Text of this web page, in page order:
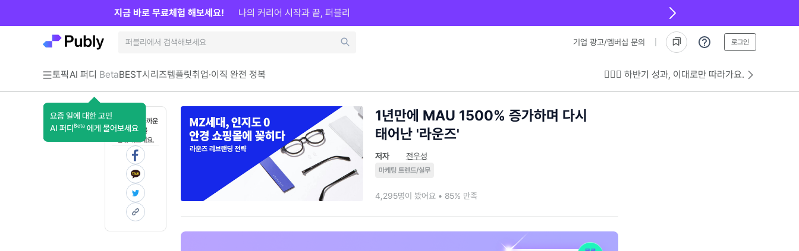
기업 광고/멤버십 문의 로그인
토픽AI 퍼디 Beta
요즘 일에 대한 고민
AI 퍼디 Beta 에게 물어보세요
BEST시리즈템플릿취업·이직 완전 정복 💁🏻‍♂️ 하반기 성과, 이대로만 따라가요.
지금 바로 무료체험 해보세요! 나의 커리어 시작과 끝, 퍼블리
혼자 보기 아까운
콘텐츠를
공유해보세요.
1년만에 MAU 1500% 증가하며 다시
태어난 '라운즈'
저자 전우성
마케팅 트렌드/실무
4,295명이 봤어요 • 85% 만족